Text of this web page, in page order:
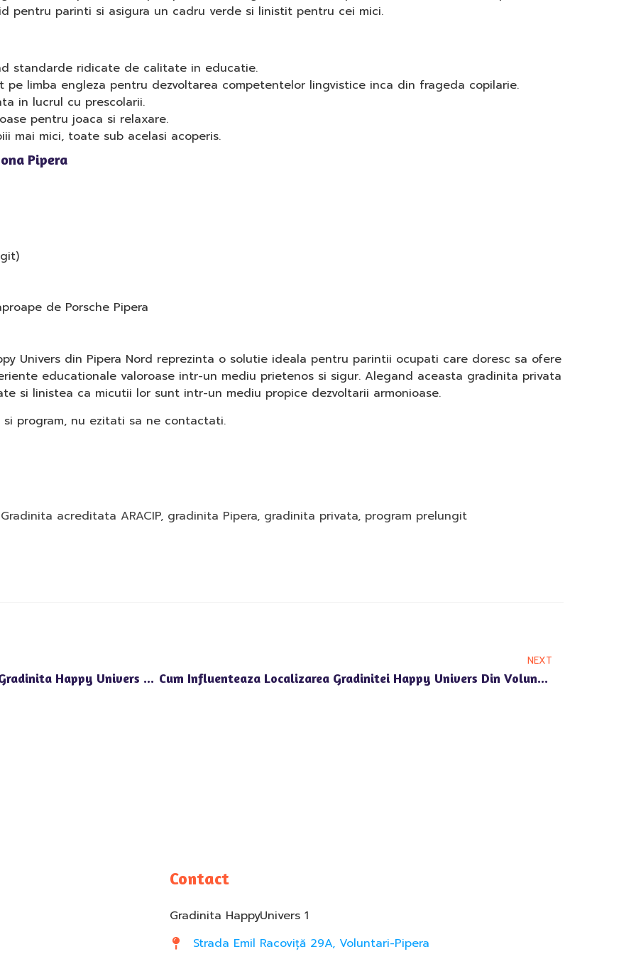
pentru parinti si asigura un cadru verde si linistit pentru cei mici.
standarde ridicate de calitate in educatie.
pe limba engleza pentru dezvoltarea competentelor lingvistice inca din frageda copilarie.
in lucrul cu prescolarii.
pentru joaca si relaxare.
mai mici, toate sub acelasi acoperis.
Pipera
de Porsche Pipera
Univers din Pipera Nord reprezinta o solutie ideala pentru parintii ocupati care doresc sa ofere
educationale valoroase intr-un mediu prietenos si sigur. Alegand aceasta gradinita privata
si linistea ca micutii lor sunt intr-un mediu propice dezvoltarii armonioase.
program, nu ezitati sa ne contactati.
Gradinita acreditata ARACIP, gradinita Pipera, gradinita privata, program prelungit
Activitati Educationale Si Recreative La Gradinita Happy Univers Aproape De Porsche Pipera
NEXT
Cum Influenteaza Localizarea Gradinitei Happy Univers Din Voluntari Dezvoltarea Copilului
Contact
Gradinita HappyUnivers 1
Strada Emil Racoviță 29A, Voluntari-Pipera